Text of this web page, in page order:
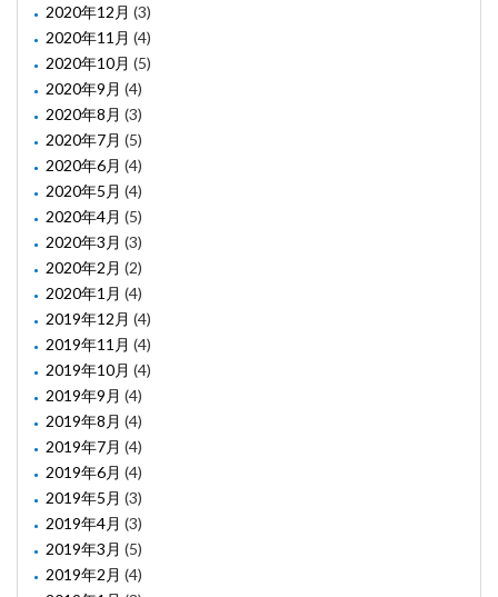
2020年12月 (3)
2020年11月 (4)
2020年10月 (5)
2020年9月 (4)
2020年8月 (3)
2020年7月 (5)
2020年6月 (4)
2020年5月 (4)
2020年4月 (5)
2020年3月 (3)
2020年2月 (2)
2020年1月 (4)
2019年12月 (4)
2019年11月 (4)
2019年10月 (4)
2019年9月 (4)
2019年8月 (4)
2019年7月 (4)
2019年6月 (4)
2019年5月 (3)
2019年4月 (3)
2019年3月 (5)
2019年2月 (4)